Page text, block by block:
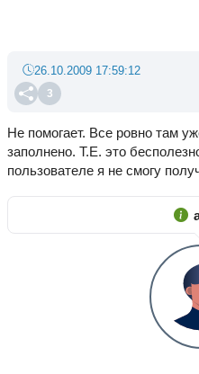
3
26.10.2009 17:59:12
Не помогает. Все ровно там
заполнено. Т.Е. это
пользователе я не смогу